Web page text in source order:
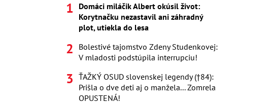
Domáci miláčik Albert okúsil život:
Korytnačku nezastavil ani záhradný
plot, utiekla do lesa
Bolestivé tajomstvo Zdeny Studenkovej:
V mladosti podstúpila interrupciu!
ŤAŽKÝ OSUD slovenskej legendy (†84):
Prišla o dve deti aj o manžela... Zomrela
OPUSTENÁ!